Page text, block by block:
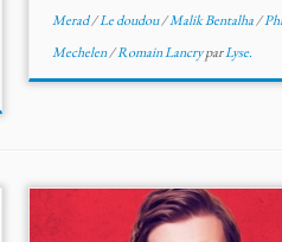
Merad/Le doudou/Malik Bentalha/
Mechelen/Romain LancryparLyse.